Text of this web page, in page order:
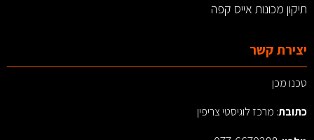
תיקון מכונות אייס קפה
יצירת קשר
טכנו מכן
כתובת: מרכז לוגיסטי צריפין